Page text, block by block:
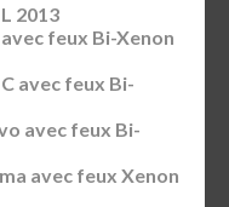
2013
feux Bi-Xenon
avec feux Bi-
avec feux Bi-
avec feux Xenon